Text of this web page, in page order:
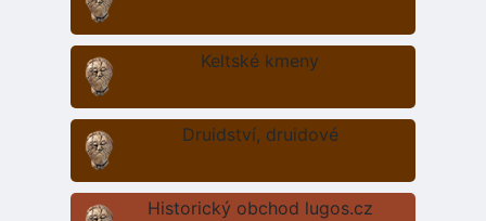
Keltské kmeny
Druidství, druidové
Historický obchod lugos.cz